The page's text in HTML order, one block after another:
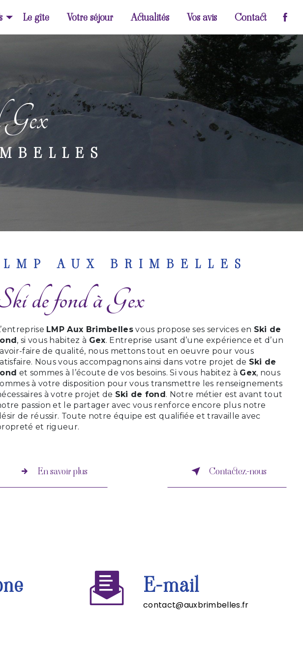
Le gîte Votre séjour Actualités Vos avis Contact
Gex
LMP AUX BRIMBELLES
de fond à Gex
LMP Aux Brimbellesvous propose ses services en Ski de
, si vous habitez à Gex. Entreprise usant d’une expérience et d’un
faire de qualité, nous mettons tout en oeuvre pour vous
Nous vous accompagnons ainsi dans votre projet de Ski de
et sommes à l’écoute de vos besoins. Si vous habitez à Gex, nous
à votre disposition pour vous transmettre les renseignements
à votre projet de Ski de fond. Notre métier est avant tout
passion et le partager avec vous renforce encore plus notre
de réussir. Toute notre équipe est qualifiée et travaille avec
et rigueur.
En savoir plus Contactez-nous
E-mail
contact@auxbrimbelles.fr